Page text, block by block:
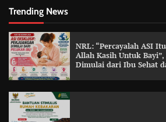
Trending News
NRL: “Percayalah ASI
Allah Kasih Untuk
Dimulai dari Ibu Sehat